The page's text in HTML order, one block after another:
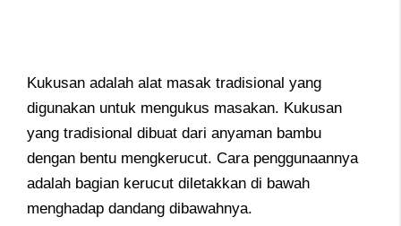
Kukusan adalah alat masak tradisional yang
digunakan untuk mengukus masakan. Kukusan
yang tradisional dibuat dari anyaman bambu
dengan bentu mengkerucut. Cara penggunaannya
adalah bagian kerucut diletakkan di bawah
menghadap dandang dibawahnya.